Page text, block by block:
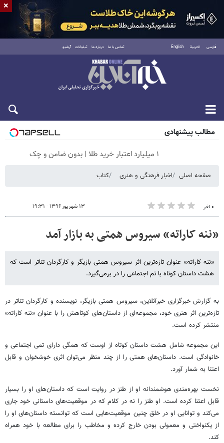
فارسی العربية English تماس با ما درباره ما تبلیغات آرشیو
شنبه ۱۷ مرداد ۱۴۰۵
مطالب پیشنهادی
۱ میلیارد اعتبار خرید طلا | بدون ضامن و چک
صفحه اصلی اخبار فرهنگی و هنری کتاب
۰ نفر ۱۳ شهریور ۱۳۹۶ - ۱۹:۳۱
«ننه کاراته» سیروس همتی به بازار آمد
«ننه کاراته» عنوان تازه‌ترین اثر سیروس همتی بازیگر و کارگردان تئاتر است که
هشت داستان کوتاه با تم اجتماعی را در برمی‌گیرد.
به گزارش خبرگزاری خبرآنلاین، سیروس همتی بازیگر، نویسنده و کارگردان تئاتر در
تازه‌ترین اثر هنری خود، مجموعه‌ای از داستان‌های کوتاهش را با عنوان «ننه کاراته»
منتشر کرده است.
این مجموعه شامل هشت داستان کوتاه از اوست که همگی دارای تمی اجتماعی و
خانوادگی است. داستان‌های همتی را از چند منظر می‌توان اثری خوشخوان و قابل
اعتنا به شمار آورد.
نخست بهره‌‌مندی هوشمندانه او از طنز در روایت است که داستان‌های او را بسیار
قابل اعتنا کرده است. او طنز را نه در کلام که در موقعیت‌های داستانی خود جاری
می‌کند و توانایی او در خلق چنین موقعیت‌هایی است که توانسته داستان‌های او را
از یکنواختی و معمولی بودن خارج کرده و مخاطب را برای مطالعه با خود همراه
کند.
×